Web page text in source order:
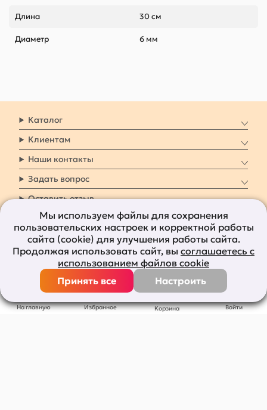
На главную Избранное Корзина Войти
Длина 30 см
Диаметр 6 мм
Каталог
Клиентам
Наши контакты
Задать вопрос
Оставить отзыв
8 800 7009 161 Заказать звонок
Наши социальные
сети
Все права защищены © 2011-2026bolshepodarkov.ru
Мы используем файлы для сохранения
пользовательских настроек и корректной работы
сайта (cookie) для улучшения работы сайта.
Продолжая использовать сайт, вы соглашаетесь с
использованием файлов cookie
Принять все
Настроить